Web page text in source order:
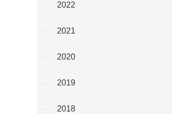
2022
2021
2020
2019
2018